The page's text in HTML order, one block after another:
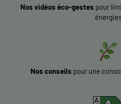
Nos vidéos éco-gestes pour
Nos conseils pour une